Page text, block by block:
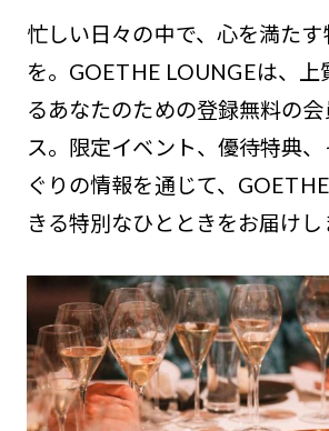
忙しい日々の中で、心を満た
を。GOETHE LOUNGEは、上
るあなたのための登録無料の
ス。限定イベント、優待特典
ぐりの情報を通じて、
きる特別なひとときをお届けし